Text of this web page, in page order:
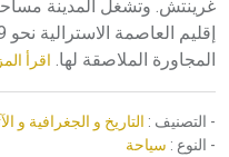
المجاورة الملاصقة لها. اقرأ
- التصنيف : التاريخ و الجغرافية و
- النوع : سياحة